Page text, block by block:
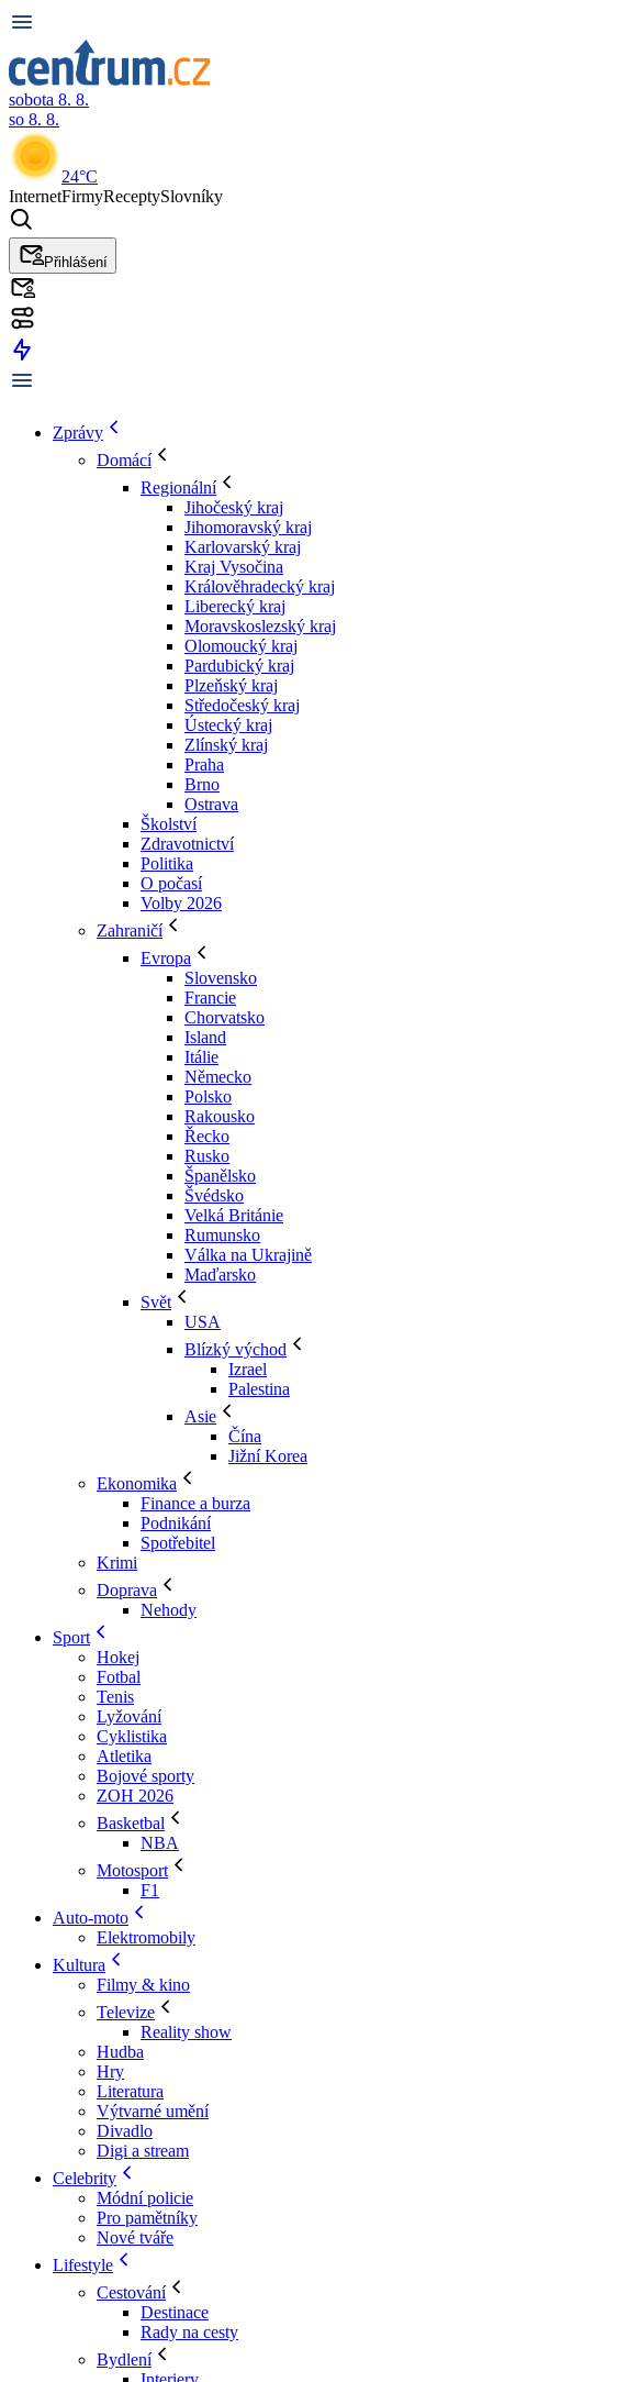
sobota 8. 8.
so 8. 8.
24°C
InternetFirmyReceptySlovníky
Přihlášení
Zprávy
Domácí
Regionální
Jihočeský kraj
Jihomoravský kraj
Karlovarský kraj
Kraj Vysočina
Králověhradecký kraj
Liberecký kraj
Moravskoslezský kraj
Olomoucký kraj
Pardubický kraj
Plzeňský kraj
Středočeský kraj
Ústecký kraj
Zlínský kraj
Praha
Brno
Ostrava
Školství
Zdravotnictví
Politika
O počasí
Volby 2026
Zahraničí
Evropa
Slovensko
Francie
Chorvatsko
Island
Itálie
Německo
Polsko
Rakousko
Řecko
Rusko
Španělsko
Švédsko
Velká Británie
Rumunsko
Válka na Ukrajině
Maďarsko
Svět
USA
Blízký východ
Izrael
Palestina
Asie
Čína
Jižní Korea
Ekonomika
Finance a burza
Podnikání
Spotřebitel
Krimi
Doprava
Nehody
Sport
Hokej
Fotbal
Tenis
Lyžování
Cyklistika
Atletika
Bojové sporty
ZOH 2026
Basketbal
NBA
Motosport
F1
Auto-moto
Elektromobily
Kultura
Filmy & kino
Televize
Reality show
Hudba
Hry
Literatura
Výtvarné umění
Divadlo
Digi a stream
Celebrity
Módní policie
Pro pamětníky
Nové tváře
Lifestyle
Cestování
Destinace
Rady na cesty
Bydlení